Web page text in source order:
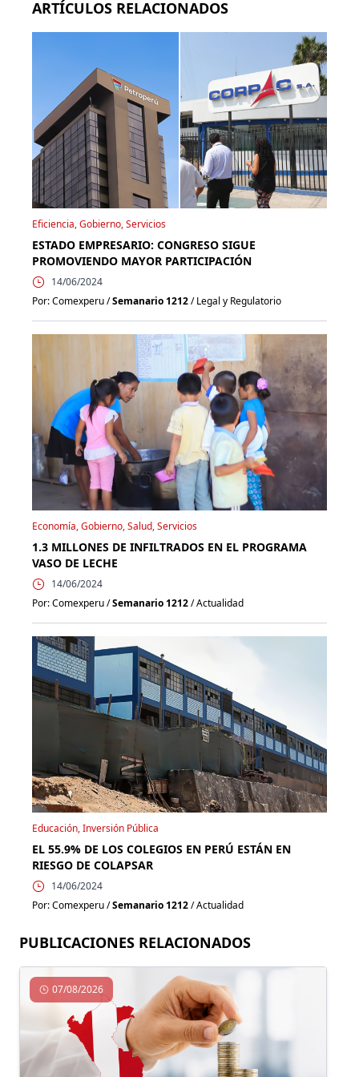
ARTÍCULOS RELACIONADOS
Eficiencia, Gobierno, Servicios
ESTADO EMPRESARIO: CONGRESO SIGUE
PROMOVIENDO MAYOR PARTICIPACIÓN
14/06/2024
Por: Comexperu /Semanario 1212/ Legal y Regulatorio
Economía, Gobierno, Salud, Servicios
1.3 MILLONES DE INFILTRADOS EN EL PROGRAMA
VASO DE LECHE
14/06/2024
Por: Comexperu /Semanario 1212/ Actualidad
Educación, Inversión Pública
EL 55.9% DE LOS COLEGIOS EN PERÚ ESTÁN EN
RIESGO DE COLAPSAR
14/06/2024
Por: Comexperu /Semanario 1212/ Actualidad
PUBLICACIONES RELACIONADOS
07/08/2026